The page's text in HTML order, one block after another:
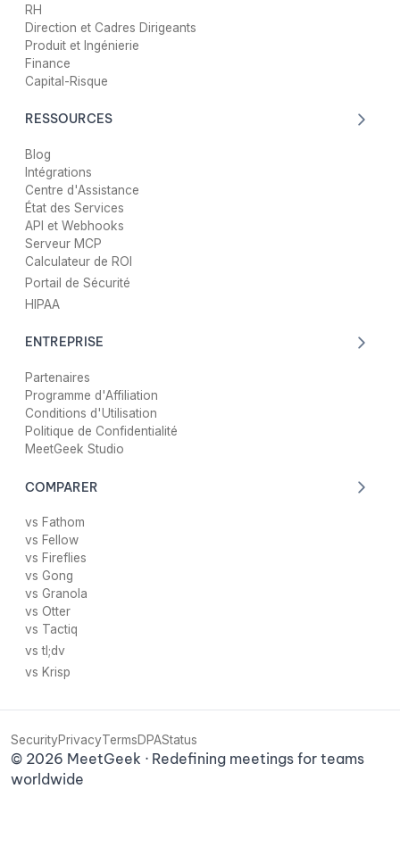
RH
Direction et Cadres Dirigeants
Produit et Ingénierie
Finance
Capital-Risque
RESSOURCES
Blog
Intégrations
Centre d'Assistance
État des Services
API et Webhooks
Serveur MCP
Calculateur de ROI
Portail de Sécurité
HIPAA
ENTREPRISE
Partenaires
Programme d'Affiliation
Conditions d'Utilisation
Politique de Confidentialité
MeetGeek Studio
COMPARER
vs Fathom
vs Fellow
vs Fireflies
vs Gong
vs Granola
vs Otter
vs Tactiq
vs tl;dv
vs Krisp
© 2026 MeetGeek · Redefining meetings for teams
worldwide
SecurityPrivacyTermsDPAStatus